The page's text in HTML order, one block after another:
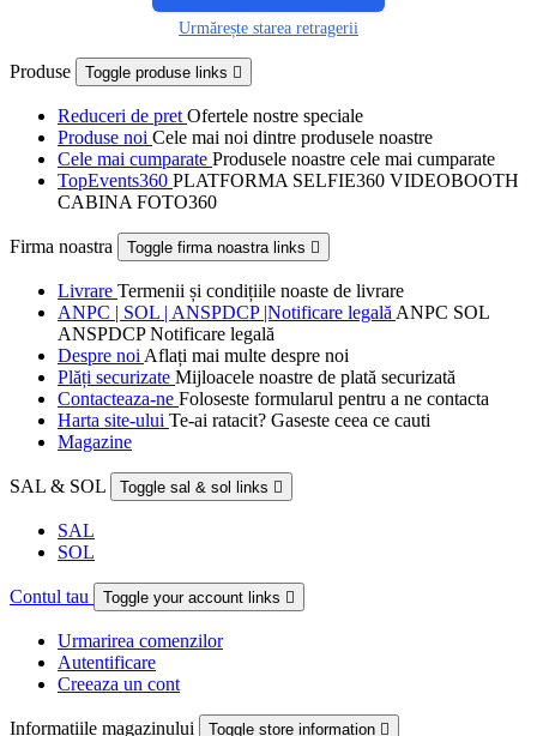
Urmărește starea retragerii
Produse Toggle produse links 
Reduceri de pret Ofertele nostre speciale
Produse noi Cele mai noi dintre produsele noastre
Cele mai cumparate Produsele noastre cele mai cumparate
TopEvents360 PLATFORMA SELFIE360 VIDEOBOOTH
CABINA FOTO360
Firma noastra Toggle firma noastra links 
Livrare Termenii și condițiile noaste de livrare
ANPC | SOL | ANSPDCP |Notificare legală ANPC SOL
ANSPDCP Notificare legală
Despre noi Aflați mai multe despre noi
Plăți securizate Mijloacele noastre de plată securizată
Contacteaza-ne Foloseste formularul pentru a ne contacta
Harta site-ului Te-ai ratacit? Gaseste ceea ce cauti
Magazine
SAL & SOL Toggle sal & sol links 
SAL
SOL
Contul tau Toggle your account links 
Urmarirea comenzilor
Autentificare
Creeaza un cont
Informatiile magazinului Toggle store information 